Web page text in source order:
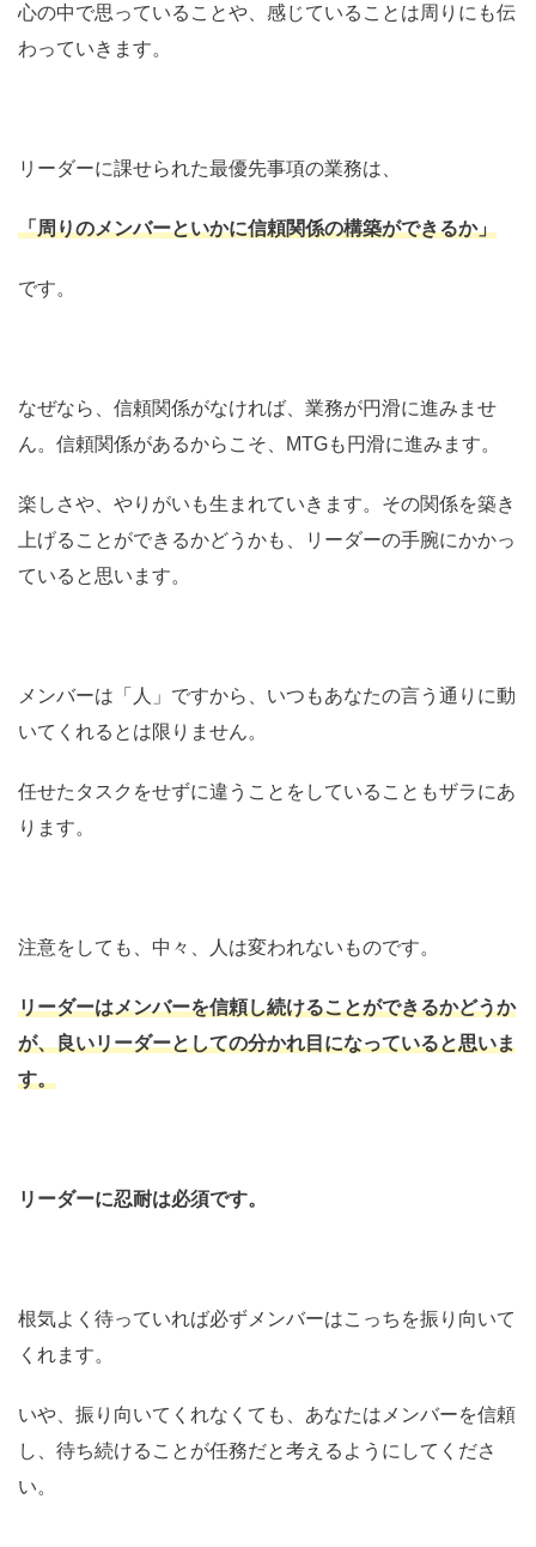
心の中で思っていることや、感じていることは周りにも伝
わっていきます。
リーダーに課せられた最優先事項の業務は、
「周りのメンバーといかに信頼関係の構築ができるか」
です。
なぜなら、信頼関係がなければ、業務が円滑に進みませ
ん。信頼関係があるからこそ、MTGも円滑に進みます。
楽しさや、やりがいも生まれていきます。その関係を築き
上げることができるかどうかも、リーダーの手腕にかかっ
ていると思います。
メンバーは「人」ですから、いつもあなたの言う通りに動
いてくれるとは限りません。
任せたタスクをせずに違うことをしていることもザラにあ
ります。
注意をしても、中々、人は変われないものです。
リーダーはメンバーを信頼し続けることができるかどうか
が、良いリーダーとしての分かれ目になっていると思いま
す。
リーダーに忍耐は必須です。
根気よく待っていれば必ずメンバーはこっちを振り向いて
くれます。
いや、振り向いてくれなくても、あなたはメンバーを信頼
し、待ち続けることが任務だと考えるようにしてくださ
い。